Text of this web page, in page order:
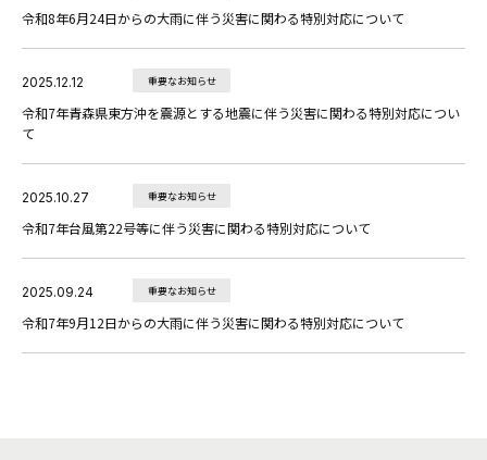
令和8年6月24日からの大雨に伴う災害に関わる特別対応について
2025.12.12 重要なお知らせ
令和7年青森県東方沖を震源とする地震に伴う災害に関わる特別対応につい
て
2025.10.27 重要なお知らせ
令和7年台風第22号等に伴う災害に関わる特別対応について
2025.09.24 重要なお知らせ
令和7年9月12日からの大雨に伴う災害に関わる特別対応について